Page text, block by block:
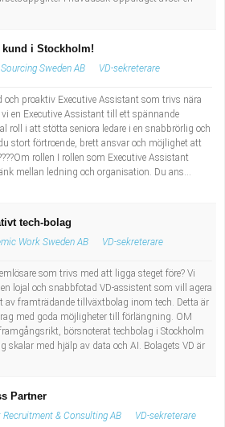
i Stockholm!
Sweden AB VD-sekreterare
proaktiv Executive Assistant som trivs nära
en Executive Assistant till ett spännande
roll i att stötta seniora ledare i en snabbrörlig och
stort förtroende, brett ansvar och möjlighet att
rollen I rollen som Executive Assistant
mellan ledning och organisation. Du ans...
tech-bolag
Work Sweden AB VD-sekreterare
som trivs med att ligga steget före? Vi
lojal och snabbfotad VD-assistent som vill agera
av framträdande tillväxtbolag inom tech. Detta är
med goda möjligheter till förlängning. OM
börsnoterat techbolag i Stockholm
skalar med hjälp av data och AI. Bolagets VD är
Partner
Recruitment & Consulting AB VD-sekreterare